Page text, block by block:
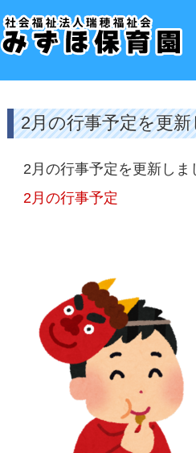
2月の行事予定を更
2月の行事予定を更新しま
2月の行事予定